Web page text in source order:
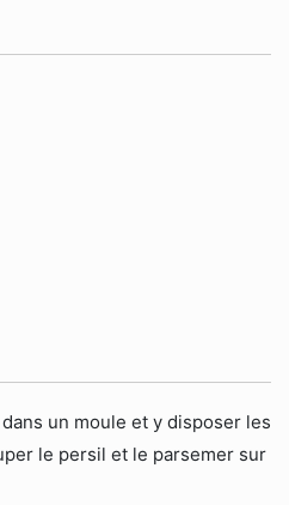
un moule et y disposer les
le persil et le parsemer sur